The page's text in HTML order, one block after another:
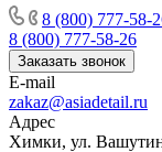
8 (800) 777-58-
8 (800) 777-58-26
Заказать звонок
E-mail
zakaz@asiadetail.ru
Адрес
Химки, ул.